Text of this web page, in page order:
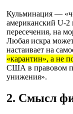
Кульминация —
американский U-2
пересечения, на
Любая искра
настаивает на
«карантин», а не
США в правовом
унижения».
2. Смысл